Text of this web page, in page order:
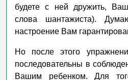
будете с ней дружить,
слова шантажиста).
настроение Вам
Но после этого
последовательны в
Вашим ребенком. Для